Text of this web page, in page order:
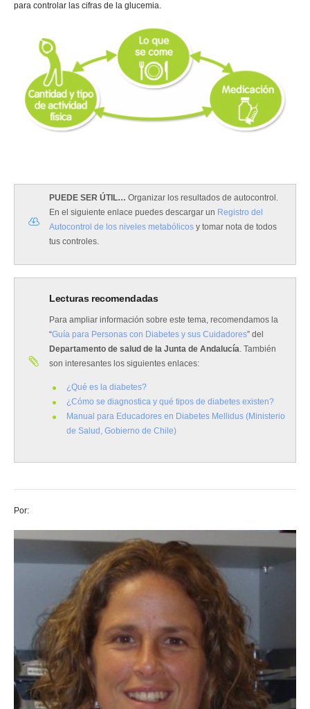
para controlar las cifras de la glucemia.
PUEDE SER ÚTIL… Organizar los resultados de autocontrol.
En el siguiente enlace puedes descargar un Registro del
Autocontrol de los niveles metabólicos y tomar nota de todos
tus controles.
Lecturas recomendadas
Para ampliar información sobre este tema, recomendamos la
“Guía para Personas con Diabetes y sus Cuidadores” del
Departamento de salud de la Junta de Andalucía. También
son interesantes los siguientes enlaces:
¿Qué es la diabetes?
¿Cómo se diagnostica y qué tipos de diabetes existen?
Manual para Educadores en Diabetes Mellidus (Ministerio
de Salud, Gobierno de Chile)
Por: